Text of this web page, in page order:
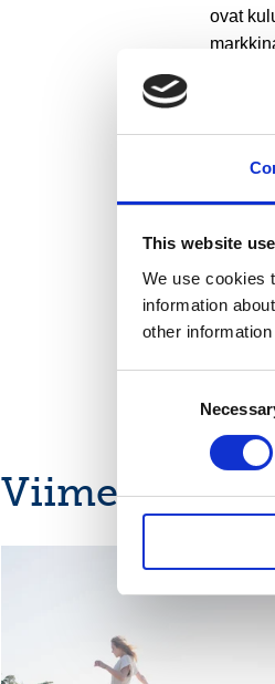
This website
We use cookies
information
other
ovat
ennen
Jakelu: